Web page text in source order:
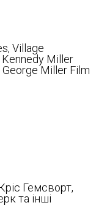
Village
Miller
Miller Film
Гемсворт,
та інші